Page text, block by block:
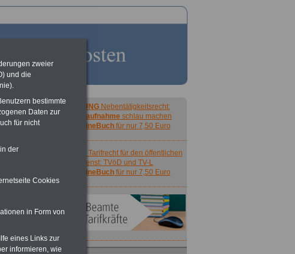
ACHTUNGNebentätigkeitsrecht:
vor Jobaufnahme schlau machen
OnlineBuchfür nur 7,50 Euro
Tarifrecht für den öffentlichen
Dienst: TVöD und TV-L
OnlineBuchfür nur 7,50 Euro
zweier
und die
bestimmte
Daten zur
für nicht
der
Cookies
in Form von
eines Links zur
informieren, wie